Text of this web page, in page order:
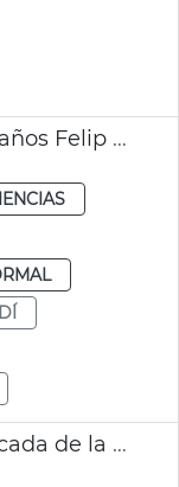
Inauguración exposición 10 años Felip VI. València
Exposició "Felipe VI. Una década de la historia de la Corona de España" En València